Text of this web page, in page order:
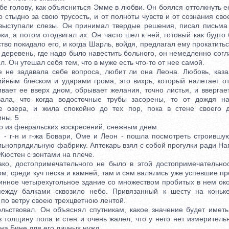
как объясниться Эмме в любви. Он боялся оттолкнуть
за свою трусость, и от полноты чувств и от сознания
слезы. Он принимал твердые решения, писал
а потом отодвигал их. Он часто шел к ней, готовый как
покидало его, и когда Шарль, войдя, предлагал ему
деревень, где надо было навестить больного, он немедленно
Он утешал себя тем, что в муже есть что-то от нее самой.
себе вопроса, любит ли она Леона. Любовь,
блеском и ударами грома; это вихрь, который налетает
ее вверх дном, обрывает желания, точно листья, и
что когда водосточные трубы засорены, то от дождя
озера, и жила спокойно до тех пор, пока в стене своего
5
февральских воскресений, снежным днем.
н и г-жа Бовари, Оме и Леон - пошла посмотреть
фабрику. Аптекарь взял с собой прогулки ради
с зонтами на плече.
не было в этой
среди куч песка и камней, там и сям валялись уже успевшие
четырехугольное здание со множеством пробитых в нем
балками сквозило небо. Привязанный к шесту на
ветру своею трехцветною лентой.
Он объяснял спутникам, какое значение будет иметь
толщину пола и стен и очень жалел, что у него нет